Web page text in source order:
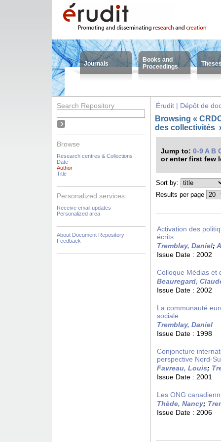
Journals
Books and
Proceedings
Search Repository
Browse
Research centres & Collections
Date
Author
Title
Personalized services:
Receive email updates
Personalized area
About Document Repository
Feedback
Érudit | Dépôt de
Browsing «
des collectivités
Jump to: 0-9 A B
or enter first few
Sort by:
Results per page
Activation des
écrits
Tremblay, Daniel;
Issue Date : 2002
Colloque Médias et
Beauregard,
Issue Date : 2002
La communauté
sociale
Tremblay, Daniel
Issue Date : 1998
Conjoncture
perspective Nord-
Favreau, Louis;
Issue Date : 2001
Les ONG
Thède, Nancy;
Issue Date : 2006